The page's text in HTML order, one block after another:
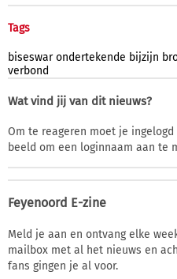
Tags
biseswar ondertekende bijzijn
verbond
Wat vind jij van dit nieuws?
Om te reageren moet je
beeld om een loginnaam aan te
Feyenoord E-zine
Meld je aan en ontvang elke
mailbox met al het nieuws en
fans gingen je al voor.